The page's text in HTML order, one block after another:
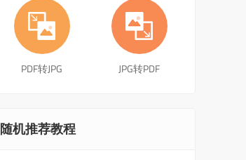
PDF转JPG JPG转PDF
随机推荐教程